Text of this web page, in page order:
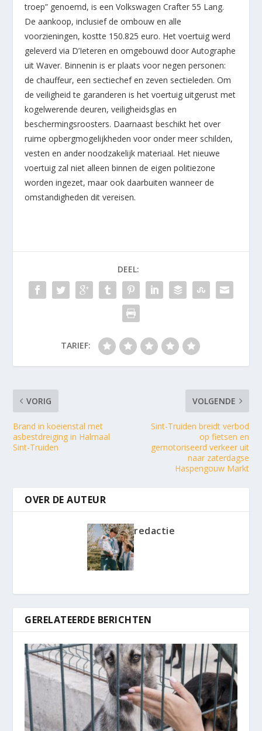
troep” genoemd, is een Volkswagen Crafter 55 Lang.
De aankoop, inclusief de ombouw en alle
voorzieningen, kostte 150.825 euro. Het voertuig werd
geleverd via D’Ieteren en omgebouwd door Autographe
uit Waver. Binnenin is er plaats voor negen personen:
de chauffeur, een sectiechef en zeven sectieleden. Om
de veiligheid te garanderen is het voertuig uitgerust met
kogelwerende deuren, veiligheidsglas en
beschermingsroosters. Daarnaast beschikt het over
ruime opbergmogelijkheden voor onder meer schilden,
vesten en ander noodzakelijk materiaal. Het nieuwe
voertuig zal niet alleen binnen de eigen politiezone
worden ingezet, maar ook daarbuiten wanneer de
omstandigheden dit vereisen.
DEEL:
TARIEF:
VORIG
Brand in koeienstal met
asbestdreiging in Halmaal
Sint-Truiden
VOLGENDE
Sint-Truiden breidt verbod
op fietsen en
gemotoriseerd verkeer uit
naar zaterdagse
Haspengouw Markt
OVER DE AUTEUR
redactie
GERELATEERDE BERICHTEN